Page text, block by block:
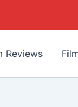
Reviews